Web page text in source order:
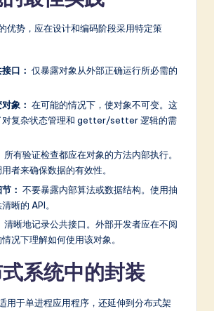
优势，应在设计和编码阶段采用特定策
口： 仅暴露对象从外部正确运行所必需的
象： 在可能的情况下，使对象不可变。这
对复杂状态管理和 getter/setter 逻辑的需
所有验证检查都应在对象的方法内部执行。
者来确保数据的有效性。
： 不要暴露内部算法或数据结构。使用抽
晰的 API。
清晰地记录公共接口。外部开发者应在不阅
况下理解如何使用该对象。
系统中的封装
用于单进程应用程序，还延伸到分布式架